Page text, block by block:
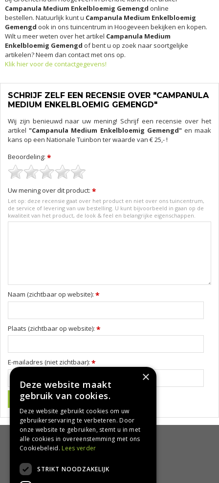
Campanula Medium Enkelbloemig Gemengd online
bestellen. Natuurlijk kunt u Campanula Medium Enkelbloemig
Gemengd ook in ons tuincentrum in Hoogeveen bekijken en kopen.
Wilt u meer weten over het artikel Campanula Medium
Enkelbloemig Gemengd of bent u op zoek naar soortgelijke
artikelen? Neem dan contact met ons op.
Klik hier voor de contactgegevens!
SCHRIJF ZELF EEN RECENSIE OVER "CAMPANULA
MEDIUM ENKELBLOEMIG GEMENGD"
Wij zijn benieuwd naar uw mening! Schrijf een recensie over het
artikel"Campanula Medium Enkelbloemig Gemengd"en maak
kans op een Nationale Tuinbon ter waarde van € 25,- !
Beoordeling: *
Uw mening over dit product: *
Let op: deze recensie gaat over het product en niet over ons tuincentrum,
de service of levering van uw bestelling. U kunt bijvoorbeeld in gaan op de
kwaliteit van het product, de look & feel en belangrijke eigenschappen.
Naam (zichtbaar op website): *
Plaats (zichtbaar op website): *
E-mailadres (niet zichtbaar): *
HANDIG
Bezorgen en afhalen
×
Deze website maakt
gebruik van cookies.
Deze website gebruikt cookies om uw
gebruikerservaring te verbeteren. Door
onze website te gebruiken, stemt u in met
alle cookies in overeenstemming met ons
Cookiebeleid. Lees verder
STRIKT NOODZAKELIJK